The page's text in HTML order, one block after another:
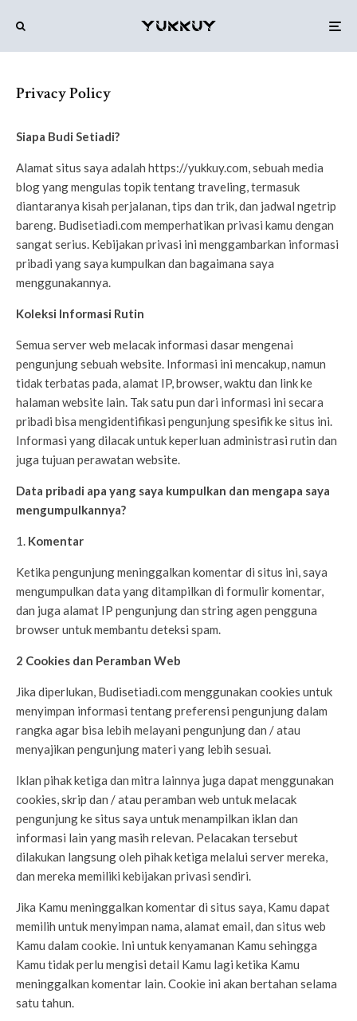
Privacy Policy
Siapa Budi Setiadi?
Alamat situs saya adalah https://yukkuy.com, sebuah media
blog yang mengulas topik tentang traveling, termasuk
diantaranya kisah perjalanan, tips dan trik, dan jadwal ngetrip
bareng. Budisetiadi.com memperhatikan privasi kamu dengan
sangat serius. Kebijakan privasi ini menggambarkan informasi
pribadi yang saya kumpulkan dan bagaimana saya
menggunakannya.
Koleksi Informasi Rutin
Semua server web melacak informasi dasar mengenai
pengunjung sebuah website. Informasi ini mencakup, namun
tidak terbatas pada, alamat IP, browser, waktu dan link ke
halaman website lain. Tak satu pun dari informasi ini secara
pribadi bisa mengidentifikasi pengunjung spesifik ke situs ini.
Informasi yang dilacak untuk keperluan administrasi rutin dan
juga tujuan perawatan website.
Data pribadi apa yang saya kumpulkan dan mengapa saya
mengumpulkannya?
Komentar
Ketika pengunjung meninggalkan komentar di situs ini, saya
mengumpulkan data yang ditampilkan di formulir komentar,
dan juga alamat IP pengunjung dan string agen pengguna
browser untuk membantu deteksi spam.
2 Cookies dan Peramban Web
Jika diperlukan, Budisetiadi.com menggunakan cookies untuk
menyimpan informasi tentang preferensi pengunjung dalam
rangka agar bisa lebih melayani pengunjung dan / atau
menyajikan pengunjung materi yang lebih sesuai.
Iklan pihak ketiga dan mitra lainnya juga dapat menggunakan
cookies, skrip dan / atau peramban web untuk melacak
pengunjung ke situs saya untuk menampilkan iklan dan
informasi lain yang masih relevan. Pelacakan tersebut
dilakukan langsung oleh pihak ketiga melalui server mereka,
dan mereka memiliki kebijakan privasi sendiri.
Jika Kamu meninggalkan komentar di situs saya, Kamu dapat
memilih untuk menyimpan nama, alamat email, dan situs web
Kamu dalam cookie. Ini untuk kenyamanan Kamu sehingga
Kamu tidak perlu mengisi detail Kamu lagi ketika Kamu
meninggalkan komentar lain. Cookie ini akan bertahan selama
satu tahun.